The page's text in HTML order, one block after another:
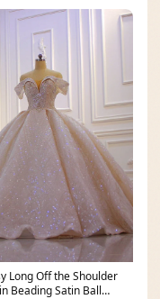
Long Off the Shoulder
Beading Satin Ball